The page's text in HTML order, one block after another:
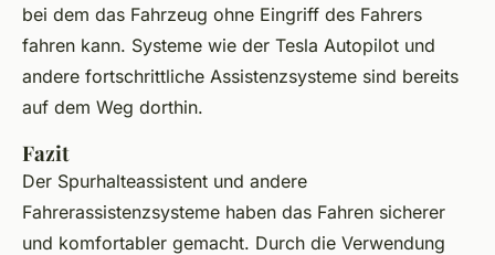
bei dem das Fahrzeug ohne Eingriff des Fahrers
fahren kann. Systeme wie der Tesla Autopilot und
andere fortschrittliche Assistenzsysteme sind bereits
auf dem Weg dorthin.
Fazit
Der Spurhalteassistent und andere
Fahrerassistenzsysteme haben das Fahren sicherer
und komfortabler gemacht. Durch die Verwendung